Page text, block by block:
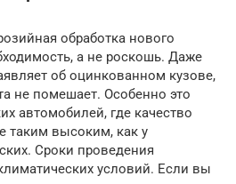
обработка нового
а не роскошь. Даже
об оцинкованном кузове,
не помешает. Особенно это
автомобилей, где качество
таким высоким, как у
Сроки проведения
условий. Если вы